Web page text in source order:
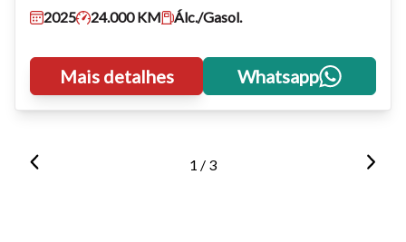
2025 24.000 KM Álc./Gasol.
Mais detalhes Whatsapp
1 / 3